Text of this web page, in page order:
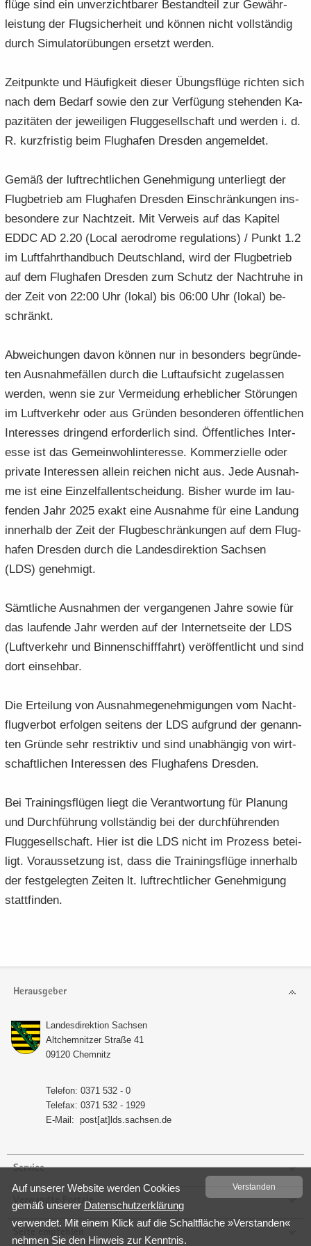
flü­ge sind ein un­ver­zicht­ba­rer Be­stand­teil zur Ge­währ­
leis­tung der Flug­si­cher­heit und kön­nen nicht voll­stän­dig
durch Si­mu­la­tor­übun­gen er­setzt wer­den.
Zeit­punk­te und Häu­fig­keit die­ser Übungs­flü­ge rich­ten sich
nach dem Be­darf sowie den zur Ver­fü­gung ste­hen­den Ka­
pa­zi­tä­ten der je­wei­li­gen Flug­ge­sell­schaft und wer­den i. d.
R. kurz­fris­tig beim Flug­ha­fen Dres­den an­ge­mel­det.
Gemäß der luft­recht­li­chen Ge­neh­mi­gung un­ter­liegt der
Flug­be­trieb am Flug­ha­fen Dres­den Ein­schrän­kun­gen ins­
be­son­de­re zur Nacht­zeit. Mit Ver­weis auf das Ka­pi­tel
EDDC AD 2.20 (Local ae­ro­dro­me re­gu­la­ti­ons) / Punkt 1.2
im Luft­fahrt­hand­buch Deutsch­land, wird der Flug­be­trieb
auf dem Flug­ha­fen Dres­den zum Schutz der Nacht­ru­he in
der Zeit von 22:00 Uhr (lokal) bis 06:00 Uhr (lokal) be­
schränkt.
Ab­wei­chun­gen davon kön­nen nur in be­son­ders be­grün­de­
ten Aus­nah­me­fäl­len durch die Luft­auf­sicht zu­ge­las­sen
wer­den, wenn sie zur Ver­mei­dung er­heb­li­cher Stö­run­gen
im Luft­ver­kehr oder aus Grün­den be­son­de­ren öf­fent­li­chen
In­ter­es­ses drin­gend er­for­der­lich sind. Öf­fent­li­ches In­ter­
es­se ist das Ge­mein­wohl­in­ter­es­se. Kom­mer­zi­el­le oder
pri­va­te In­ter­es­sen al­lein rei­chen nicht aus. Jede Aus­nah­
me ist eine Ein­zel­fall­ent­schei­dung. Bis­her wurde im lau­
fen­den Jahr 2025 exakt eine Aus­nah­me für eine Lan­dung
in­ner­halb der Zeit der Flug­be­schrän­kun­gen auf dem Flug­
ha­fen Dres­den durch die Lan­des­di­rek­ti­on Sach­sen
(LDS) ge­neh­migt.
Sämt­li­che Aus­nah­men der ver­gan­ge­nen Jahre sowie für
das lau­fen­de Jahr wer­den auf der In­ter­net­sei­te der LDS
(Luft­ver­kehr und Bin­nen­schiff­fahrt) ver­öf­fent­licht und sind
dort ein­seh­bar.
Die Er­tei­lung von Aus­nah­me­ge­neh­mi­gun­gen vom Nacht­
flug­ver­bot er­fol­gen sei­tens der LDS auf­grund der ge­nann­
ten Grün­de sehr re­strik­tiv und sind un­ab­hän­gig von wirt­
schaft­li­chen In­ter­es­sen des Flug­ha­fens Dres­den.
Bei Trai­nings­flü­gen liegt die Ver­ant­wor­tung für Pla­nung
und Durch­füh­rung voll­stän­dig bei der durch­füh­ren­den
Flug­ge­sell­schaft. Hier ist die LDS nicht im Pro­zess be­tei­
ligt. Vor­aus­set­zung ist, dass die Trai­nings­flü­ge in­ner­halb
der fest­ge­leg­ten Zei­ten lt. luft­recht­li­cher Ge­neh­mi­gung
statt­fin­den.
Herausgeber
Lan­des­di­rek­ti­on Sach­sen
Alt­chem­nit­zer Stra­ße 41
09120 Chem­nitz
Te­le­fon: 0371 532 - 0
Te­le­fax: 0371 532 - 1929
E-​Mail: post[at]lds.sach­sen.de
Service
Verwandte Portale
Ver­stan­den
Auf un­se­rer Web­site wer­den Coo­kies
gemäß un­se­rer Da­ten­schutz­er­klä­rung
ver­wen­det. Mit einem Klick auf die Schalt­flä­che »Ver­stan­den«
neh­men Sie den Hin­weis zur Kennt­nis.